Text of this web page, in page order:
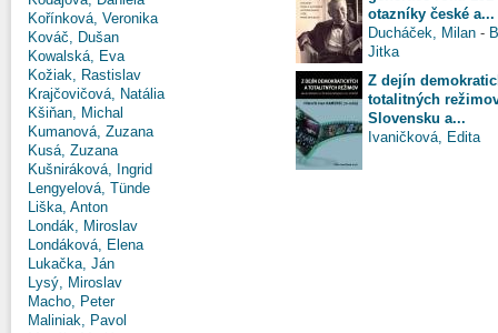
Kořínková, Veronika
Kováč, Dušan
Kowalská, Eva
Kožiak, Rastislav
Krajčovičová, Natália
Kšiňan, Michal
Kumanová, Zuzana
Kusá, Zuzana
Kušniráková, Ingrid
Lengyelová, Tünde
Liška, Anton
Londák, Miroslav
Londáková, Elena
Lukačka, Ján
Lysý, Miroslav
Macho, Peter
Maliniak, Pavol
otazníky české a...
Ducháček, Milan -
Jitka
Z dejín
totalitných
Slovensku a...
Ivaničková, Edita